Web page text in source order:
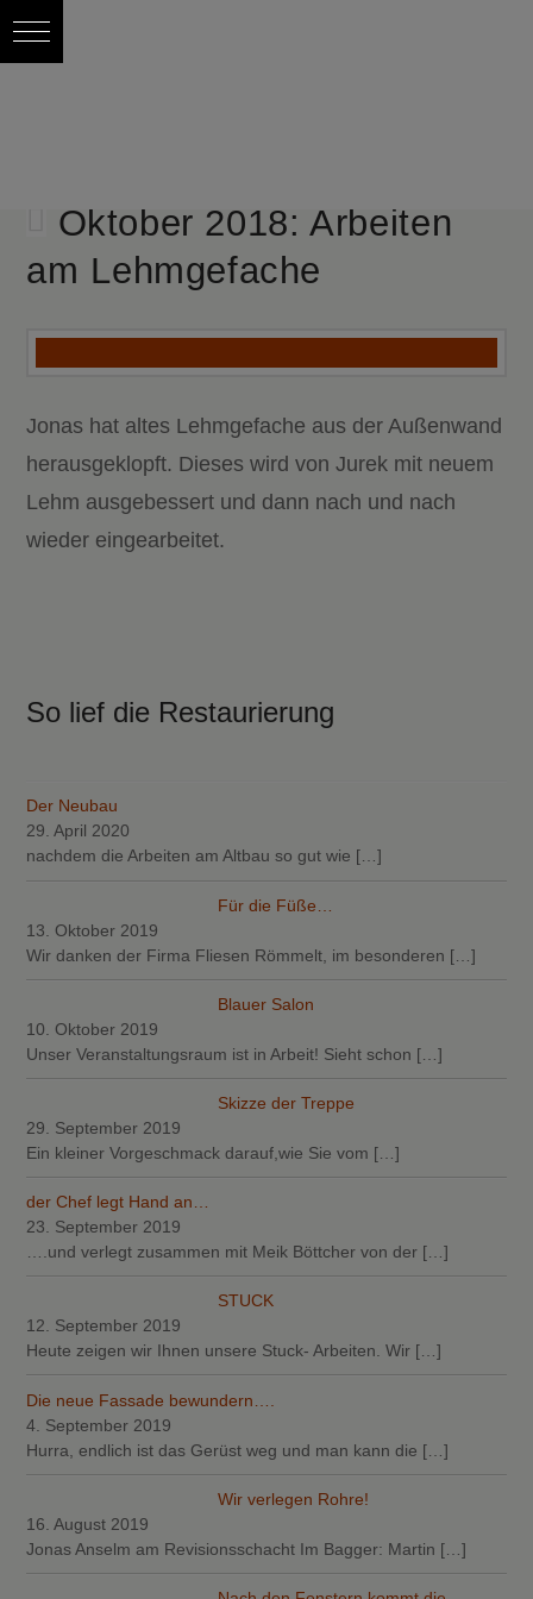
Oktober 2018: Arbeiten
am Lehmgefache
Jonas hat altes Lehmgefache aus der Außenwand
herausgeklopft. Dieses wird von Jurek mit neuem
Lehm ausgebessert und dann nach und nach
wieder eingearbeitet.
So lief die Restaurierung
Der Neubau
29. April 2020
nachdem die Arbeiten am Altbau so gut wie […]
Für die Füße…
13. Oktober 2019
Wir danken der Firma Fliesen Römmelt, im besonderen […]
Blauer Salon
10. Oktober 2019
Unser Veranstaltungsraum ist in Arbeit! Sieht schon […]
Skizze der Treppe
29. September 2019
Ein kleiner Vorgeschmack darauf,wie Sie vom […]
der Chef legt Hand an…
23. September 2019
….und verlegt zusammen mit Meik Böttcher von der […]
STUCK
12. September 2019
Heute zeigen wir Ihnen unsere Stuck- Arbeiten. Wir […]
Die neue Fassade bewundern….
4. September 2019
Hurra, endlich ist das Gerüst weg und man kann die […]
Wir verlegen Rohre!
16. August 2019
Jonas Anselm am Revisionsschacht Im Bagger: Martin […]